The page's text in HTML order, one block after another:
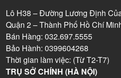
Lô H38 – Đường Lương Định
Quận 2 – Thành Phố Hồ Chí
Bán Hàng: 032.697.5555
Bảo Hành: 0399604268
Thời gian làm việc: (Từ T2-T7)
TRỤ SỞ CHÍNH (HÀ NỘI)